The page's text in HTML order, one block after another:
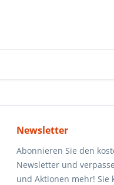
Newsletter
Abonnieren Sie den
Newsletter und
und Aktionen mehr! Sie